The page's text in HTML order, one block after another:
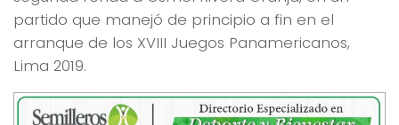
partido que manejó de principio a fin en el
arranque de los XVIII Juegos Panamericanos,
Lima 2019.